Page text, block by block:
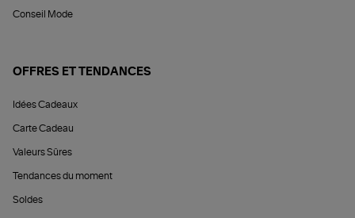
Conseil Mode
OFFRES ET TENDANCES
Idées Cadeaux
Carte Cadeau
Valeurs Sûres
Tendances du moment
Soldes